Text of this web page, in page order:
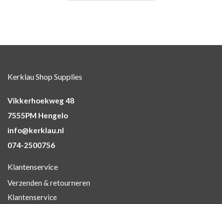
Kerklau Shop Supplies
Vikkerhoekweg 48
7555PM Hengelo
info@kerklau.nl
074-2500756
Klantenservice
Verzenden & retourneren
Klantenservice